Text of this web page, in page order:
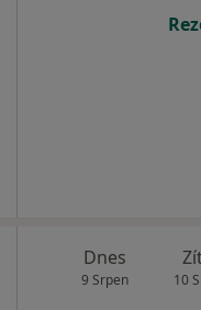
Dnes
9 Srpen 10